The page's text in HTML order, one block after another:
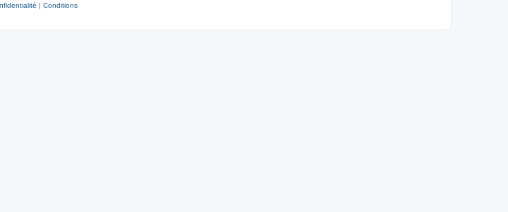
| Conditions